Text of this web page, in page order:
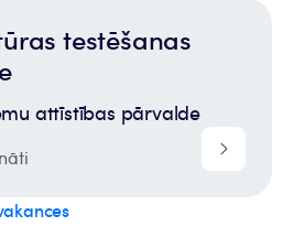
testēšanas
attīstības pārvalde